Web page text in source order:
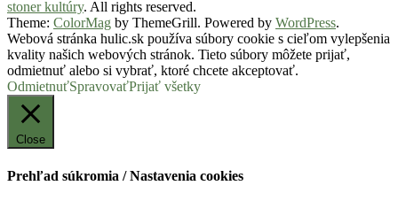
stoner kultúry. All rights reserved.
Theme: ColorMag by ThemeGrill. Powered by WordPress.
Webová stránka hulic.sk používa súbory cookie s cieľom vylepšenia
kvality našich webových stránok. Tieto súbory môžete prijať,
odmietnuť alebo si vybrať, ktoré chcete akceptovať.
OdmietnuťSpravovaťPrijať všetky
Close
Prehľad súkromia / Nastavenia cookies